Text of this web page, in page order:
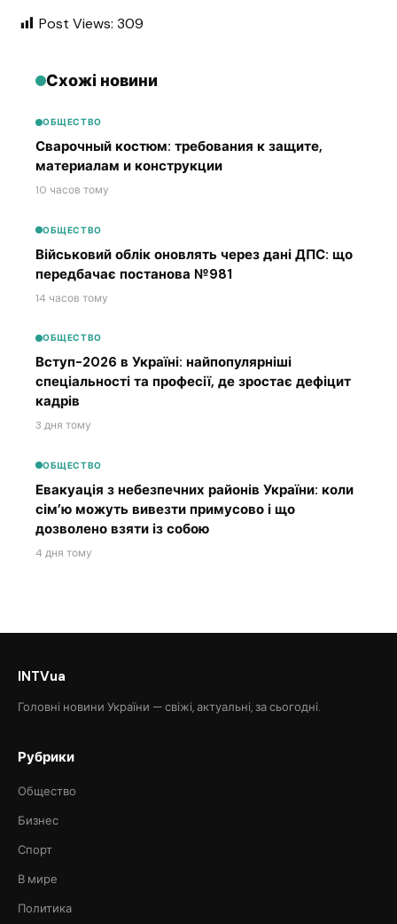
Post Views: 309
Схожі новини
ОБЩЕСТВО
Сварочный костюм: требования к защите,
материалам и конструкции
10 часов тому
ОБЩЕСТВО
Військовий облік оновлять через дані ДПС: що
передбачає постанова №981
14 часов тому
ОБЩЕСТВО
Вступ-2026 в Україні: найпопулярніші
спеціальності та професії, де зростає дефіцит
кадрів
3 дня тому
ОБЩЕСТВО
Евакуація з небезпечних районів України: коли
сім’ю можуть вивезти примусово і що
дозволено взяти із собою
4 дня тому
INTVua
Головні новини України — свіжі, актуальні, за сьогодні.
Рубрики
Общество
Бизнес
Спорт
В мире
Политика